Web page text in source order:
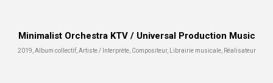
Minimalist Orchestra KTV / Universal Production Music
2019, Album collectif, Artiste / Interprète, Compositeur, Librairie musicale, Réalisateur